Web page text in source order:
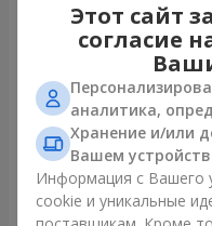
101 красная роза
13 562 грн
Заказать
Этот сайт
согласие
аналитика,
Хранение и/или
Вашем
Информация с Вашего
cookie и уникальные